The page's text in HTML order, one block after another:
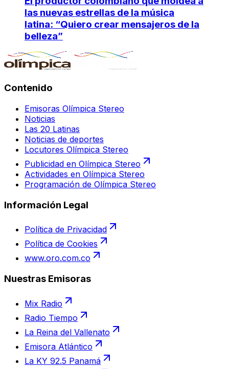
las nuevas estrellas de la música
latina: “Quiero crear mensajeros de la
belleza”
Contenido
Emisoras Olímpica Stereo
Noticias
Las 20 Latinas
Noticias de deportes
Locutores Olímpica Stereo
Publicidad en Olímpica Stereo
Actividades en Olímpica Stereo
Programación de Olímpica Stereo
Información Legal
Política de Privacidad
Política de Cookies
www.oro.com.co
Nuestras Emisoras
Mix Radio
Radio Tiempo
La Reina del Vallenato
Emisora Atlántico
La KY 92.5 Panamá